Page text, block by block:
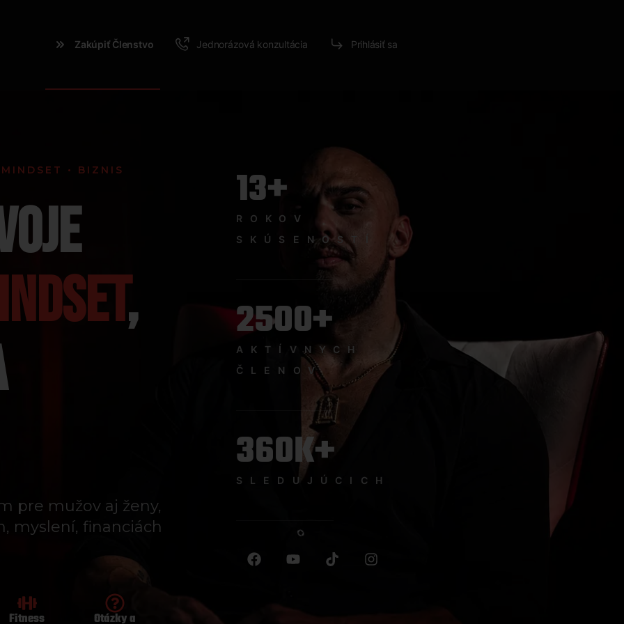
Zakúpiť Členstvo Jednorázová konzultácia Prihlásiť sa
• BIZNIS
,
pre mužov aj ženy,
myslení, financiách
Fitness Otázky a
13+
ROKOV
SKÚSENOSTÍ
2500+
AKTÍVNYCH
ČLENOV
360K+
SLEDUJÚCICH